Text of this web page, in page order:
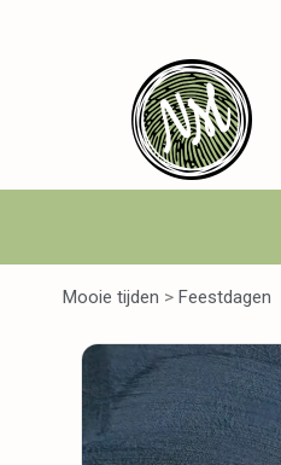
Mooie tijden > Feestdagen